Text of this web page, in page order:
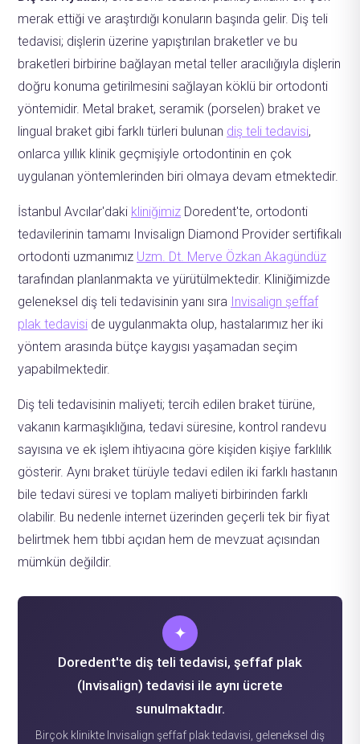
merak ettiği ve araştırdığı konuların başında gelir. Diş teli
tedavisi; dişlerin üzerine yapıştırılan braketler ve bu
braketleri birbirine bağlayan metal teller aracılığıyla dişlerin
doğru konuma getirilmesini sağlayan köklü bir ortodonti
yöntemidir. Metal braket, seramik (porselen) braket ve
lingual braket gibi farklı türleri bulunan diş teli tedavisi,
onlarca yıllık klinik geçmişiyle ortodontinin en çok
uygulanan yöntemlerinden biri olmaya devam etmektedir.
İstanbul Avcılar'daki kliniğimiz Doredent'te, ortodonti
tedavilerinin tamamı Invisalign Diamond Provider sertifikalı
ortodonti uzmanımız Uzm. Dt. Merve Özkan Akagündüz
tarafından planlanmakta ve yürütülmektedir. Kliniğimizde
geleneksel diş teli tedavisinin yanı sıra Invisalign şeffaf
plak tedavisi de uygulanmakta olup, hastalarımız her iki
yöntem arasında bütçe kaygısı yaşamadan seçim
yapabilmektedir.
Diş teli tedavisinin maliyeti; tercih edilen braket türüne,
vakanın karmaşıklığına, tedavi süresine, kontrol randevu
sayısına ve ek işlem ihtiyacına göre kişiden kişiye farklılık
gösterir. Aynı braket türüyle tedavi edilen iki farklı hastanın
bile tedavi süresi ve toplam maliyeti birbirinden farklı
olabilir. Bu nedenle internet üzerinden geçerli tek bir fiyat
belirtmek hem tıbbi açıdan hem de mevzuat açısından
mümkün değildir.
✦
Doredent'te diş teli tedavisi, şeffaf plak
(Invisalign) tedavisi ile aynı ücrete
sunulmaktadır.
Birçok klinikte Invisalign şeffaf plak tedavisi, geleneksel diş